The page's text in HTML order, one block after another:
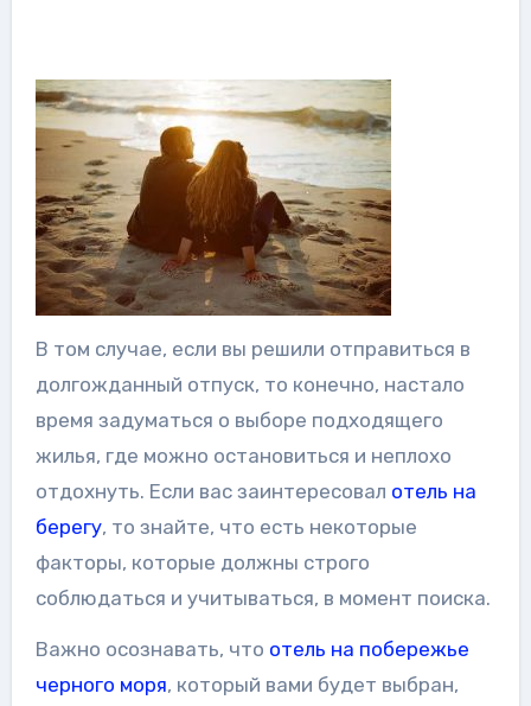
В том случае, если вы решили отправиться в
долгожданный отпуск, то конечно, настало
время задуматься о выборе подходящего
жилья, где можно остановиться и неплохо
отдохнуть. Если вас заинтересовал отель на
берегу, то знайте, что есть некоторые
факторы, которые должны строго
соблюдаться и учитываться, в момент поиска.
Важно осознавать, что отель на побережье
черного моря, который вами будет выбран,